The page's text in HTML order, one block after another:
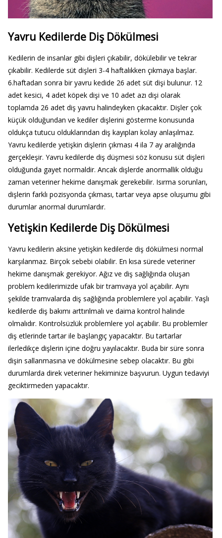
Yavru Kedilerde Diş Dökülmesi
Kedilerin de insanlar gibi dişleri çıkabilir, dökülebilir ve tekrar
çıkabilir. Kedilerde süt dişleri 3-4 haftalıkken çıkmaya başlar.
6.haftadan sonra bir yavru kedide 26 adet süt dişi bulunur. 12
adet kesici, 4 adet köpek dişi ve 10 adet azı dişi olarak
toplamda 26 adet diş yavru halindeyken çıkacaktır. Dişler çok
küçük olduğundan ve kediler dişlerini gösterme konusunda
oldukça tutucu olduklarından diş kayıpları kolay anlaşılmaz.
Yavru kedilerde yetişkin dişlerin çıkması 4 ila 7 ay aralığında
gerçekleşir. Yavru kedilerde diş düşmesi söz konusu süt dişleri
olduğunda gayet normaldir. Ancak dişlerde anormallik olduğu
zaman veteriner hekime danışmak gerekebilir. Isırma sorunları,
dişlerin farklı pozisyonda çıkması, tartar veya apse oluşumu gibi
durumlar anormal durumlardır.
Yetişkin Kedilerde Diş Dökülmesi
Yavru kedilerin aksine yetişkin kedilerde diş dökülmesi normal
karşılanmaz. Birçok sebebi olabilir. En kısa sürede veteriner
hekime danışmak gerekiyor. Ağız ve diş sağlığında oluşan
problem kedilerimizde ufak bir tramvaya yol açabilir. Aynı
şekilde tramvalarda diş sağlığında problemlere yol açabilir. Yaşlı
kedilerde diş bakımı arttırılmalı ve daima kontrol halinde
olmalıdır. Kontrolsüzlük problemlere yol açabilir. Bu problemler
diş etlerinde tartar ile başlangıç yapacaktır. Bu tartarlar
ilerledikçe dişlerin içine doğru yayılacaktır. Buda bir süre sonra
dişin sallanmasına ve dökülmesine sebep olacaktır. Bu gibi
durumlarda direk veteriner hekiminize başvurun. Uygun tedaviyi
geciktirmeden yapacaktır.